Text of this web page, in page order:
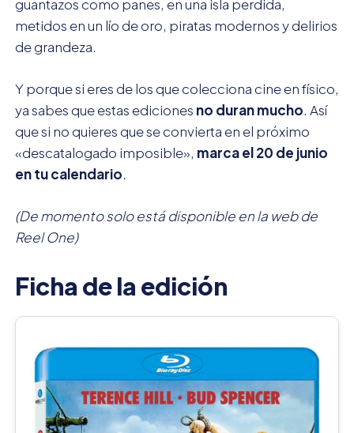
guantazos como panes, en una isla perdida,
metidos en un lío de oro, piratas modernos y delirios
de grandeza.
Y porque si eres de los que colecciona cine en físico,
ya sabes que estas ediciones no duran mucho. Así
que si no quieres que se convierta en el próximo
«descatalogado imposible», marca el 20 de junio
en tu calendario.
(De momento solo está disponible en la web de
Reel One)
Ficha de la edición